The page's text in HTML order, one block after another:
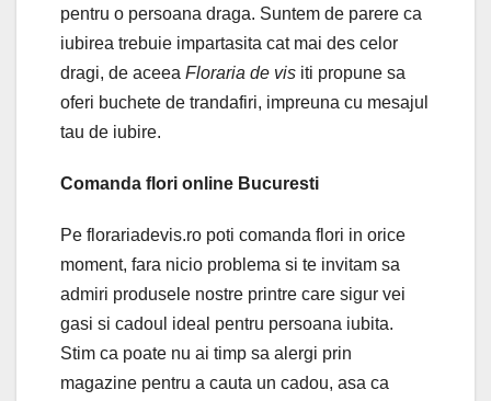
pentru o persoana draga. Suntem de parere ca
iubirea trebuie impartasita cat mai des celor
dragi, de aceea Floraria de vis iti propune sa
oferi buchete de trandafiri, impreuna cu mesajul
tau de iubire.
Comanda flori online Bucuresti
Pe florariadevis.ro poti comanda flori in orice
moment, fara nicio problema si te invitam sa
admiri produsele nostre printre care sigur vei
gasi si cadoul ideal pentru persoana iubita.
Stim ca poate nu ai timp sa alergi prin
magazine pentru a cauta un cadou, asa ca